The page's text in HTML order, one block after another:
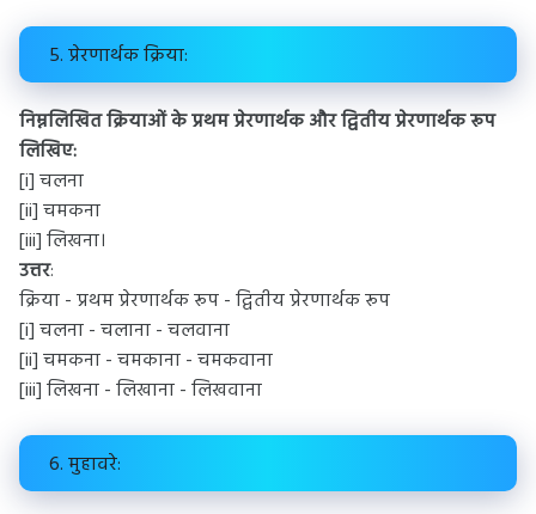
5. प्रेरणार्थक क्रिया:
निम्नलिखित क्रियाओं के प्रथम प्रेरणार्थक और द्वितीय प्रेरणार्थक रूप
लिखिए:
[i] चलना
[ii] चमकना
[iii] लिखना।
उत्तर:
क्रिया - प्रथम प्रेरणार्थक रूप - द्वितीय प्रेरणार्थक रूप
[i] चलना - चलाना - चलवाना
[ii] चमकना - चमकाना - चमकवाना
[iii] लिखना - लिखाना - लिखवाना
6. मुहावरे: